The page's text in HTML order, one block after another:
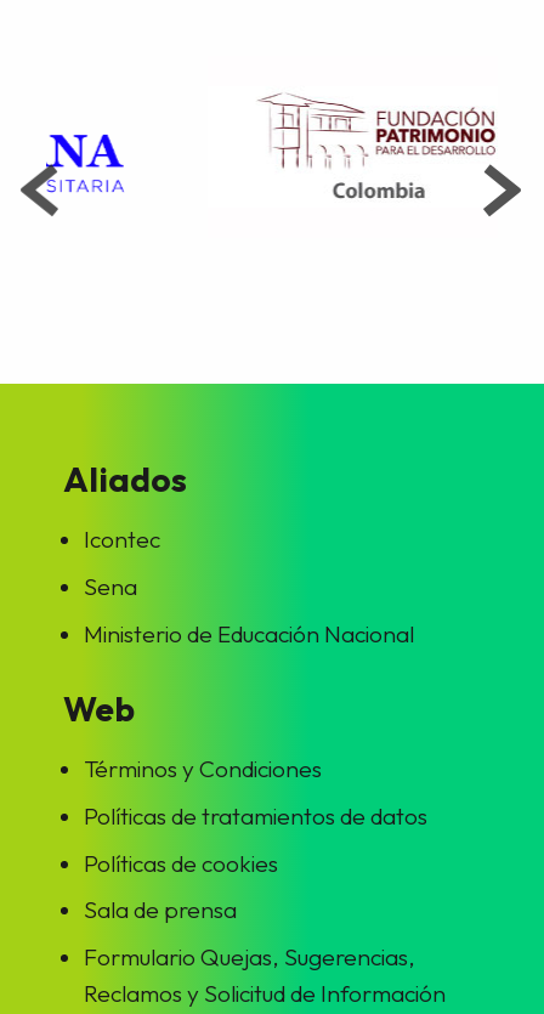
Aliados
Icontec
Sena
Ministerio de Educación Nacional
Web
Términos y Condiciones
Políticas de tratamientos de datos
Políticas de cookies
Sala de prensa
Formulario Quejas, Sugerencias,
Reclamos y Solicitud de Información